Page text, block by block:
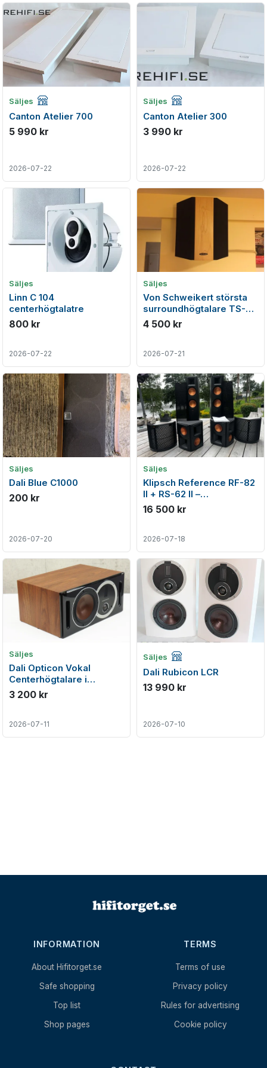
Säljes Företagsannons
Canton Atelier 700
5 990 kr
2026-07-22
Säljes Företagsannons
Canton Atelier 300
3 990 kr
2026-07-22
Säljes
Linn C 104
centerhögtalatre
800 kr
2026-07-22
Säljes
Von Schweikert största
surroundhögtalare TS-
310, TS-200 & TS-150
4 500 kr
2026-07-21
Säljes
Dali Blue C1000
200 kr
2026-07-20
Säljes
Klipsch Reference RF-82
II + RS-62 II –
hemmabiopaket i mycket
fint skick
16 500 kr
2026-07-18
Säljes
Dali Opticon Vokal
Centerhögtalare i
toppenskick
3 200 kr
2026-07-11
Säljes Företagsannons
Dali Rubicon LCR
13 990 kr
2026-07-10
INFORMATION
About Hifitorget.se
Safe shopping
Top list
Shop pages
TERMS
Terms of use
Privacy policy
Rules for advertising
Cookie policy